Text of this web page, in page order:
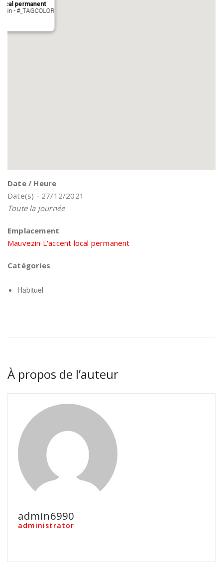
permanent
- #_TAGCOLOR
Date / Heure
Date(s) - 27/12/2021
Toute la journée
Emplacement
Mauvezin L'accent local permanent
Catégories
Habituel
À propos de l’auteur
admin6990
administrator